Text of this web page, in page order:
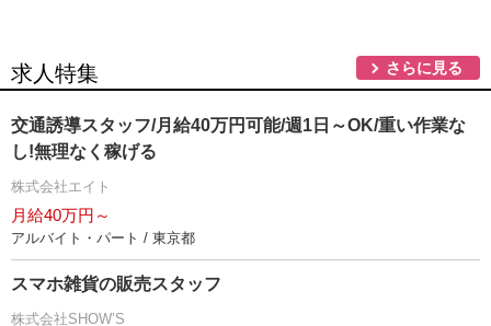
求人特集 さらに見る
交通誘導スタッフ/月給40万円可能/週1日～OK/重い作業な
し!無理なく稼げる
株式会社エイト
月給40万円～
アルバイト・パート / 東京都
スマホ雑貨の販売スタッフ
株式会社SHOW’S